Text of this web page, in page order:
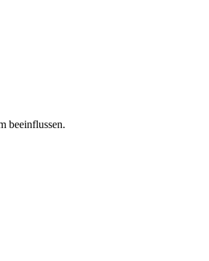
beeinflussen.